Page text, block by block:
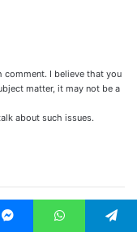
I believe that you
matter, it may not be a
about such issues.